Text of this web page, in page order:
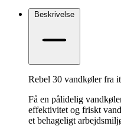
Beskrivelse
Rebel 30 vandkøler fra
Få en pålidelig
effektivitet og friskt
et behageligt